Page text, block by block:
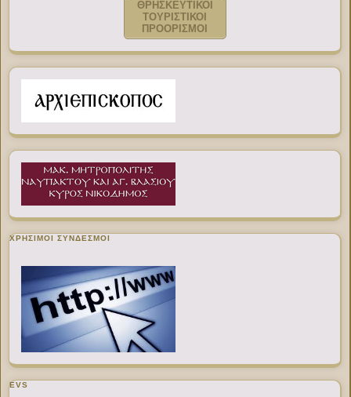
ΘΡΗΣΚΕΥΤΙΚΟΙ
ΤΟΥΡΙΣΤΙΚΟΙ
ΠΡΟΟΡΙΣΜΟΙ
ΧΡΉΣΙΜΟΙ ΣΎΝΔΕΣΜΟΙ
EVS